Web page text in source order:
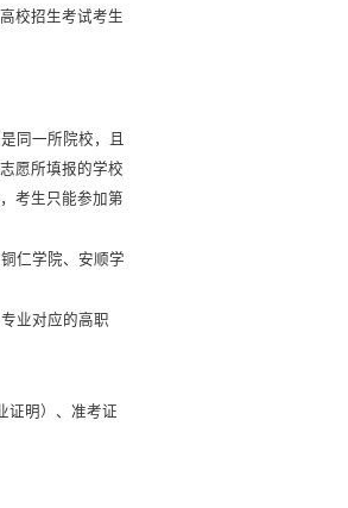
校招生考试考生
同一所院校，且
愿所填报的学校
考生只能参加第
仁学院、安顺学
业对应的高职
证明）、准考证